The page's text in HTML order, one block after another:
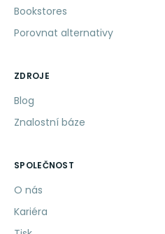
Bookstores
Porovnat alternativy
ZDROJE
Blog
Znalostní báze
SPOLEČNOST
O nás
Kariéra